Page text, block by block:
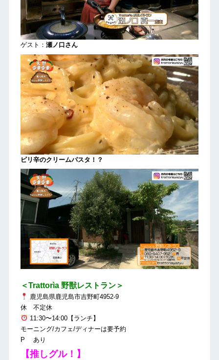
ゲスト： 瀬ノ口さん
ピリ辛のクリームパスタ！？
＜Trattorìa 野獣レストラン＞
鹿児島県鹿児島市吉野町4952-9
休 不定休
11:30〜14:00【ランチ】
モーニング/カフェ/ディナーは要予約
P あり
【推しグル！】